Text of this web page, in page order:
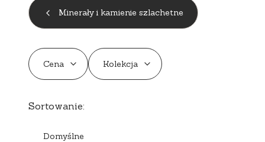
Minerały i kamienie szlachetne
Cena Kolekcja
Lista produktów
Sortowanie:
Domyślne